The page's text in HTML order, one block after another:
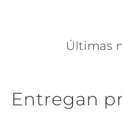
Últimas
Entregan